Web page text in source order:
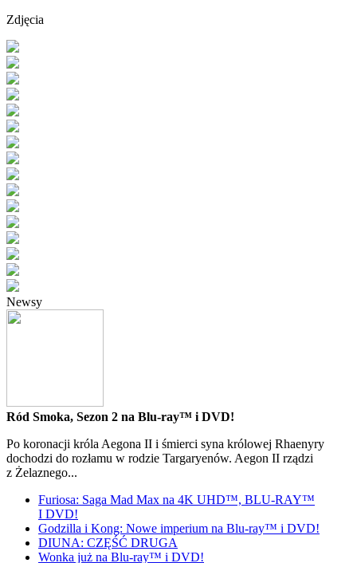
Zdjęcia
Newsy
Ród Smoka, Sezon 2 na Blu-ray™ i DVD!
Po koronacji króla Aegona II i śmierci syna królowej Rhaenyry
dochodzi do rozłamu w rodzie Targaryenów. Aegon II rządzi
z Żelaznego...
Furiosa: Saga Mad Max na 4K UHD™, BLU-RAY™
I DVD!
Godzilla i Kong: Nowe imperium na Blu-ray™ i DVD!
DIUNA: CZĘŚĆ DRUGA
Wonka już na Blu-ray™ i DVD!